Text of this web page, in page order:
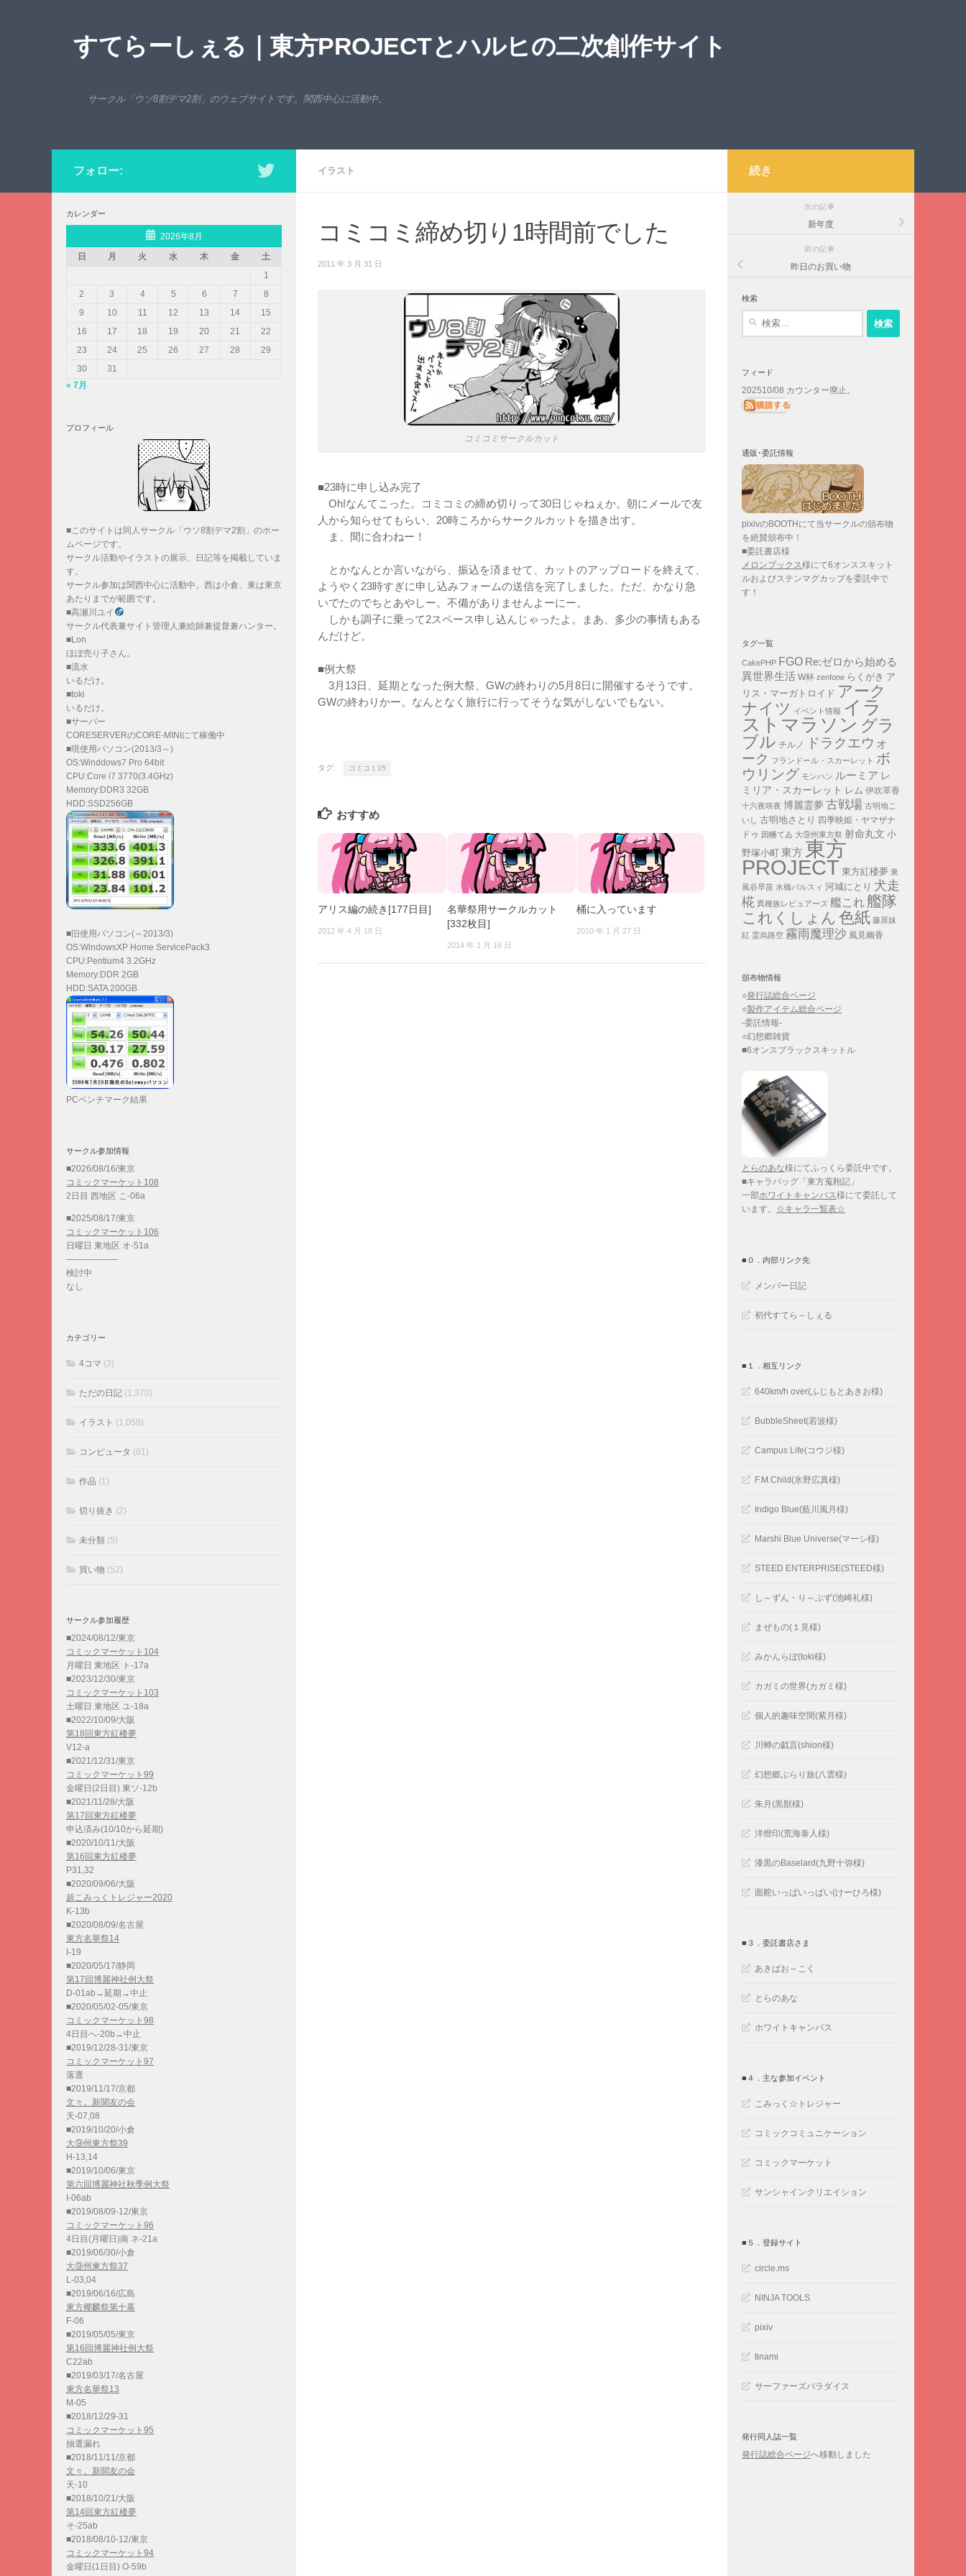
すてらーしぇる｜東方PROJECTとハルヒの二次創作サイト
サークル「ウソ8割デマ2割」のウェブサイトです。関西中心に活動中。
イラスト
コミコミ締め切り1時間前でした
2011 年 3 月 31 日
コミコミサークルカット
■23時に申し込み完了
Oh!なんてこった。コミコミの締め切りって30日じゃねぇか。朝にメールで友
人から知らせてもらい、20時ころからサークルカットを描き出す。
ま、間に合わねー！
とかなんとか言いながら、振込を済ませて、カットのアップロードを終えて、
ようやく23時すぎに申し込みフォームの送信を完了しました。ただ、かなり急
いでたのでちとあやしー。不備がありませんよーにー。
しかも調子に乗って2スペース申し込んじゃったよ。まあ、多少の事情もある
んだけど。
■例大祭
3月13日、延期となった例大祭、GWの終わりの5月8日に開催するそうです。
GWの終わりかー。なんとなく旅行に行ってそうな気がしないでもない。
タグ: コミコミ15
おすすめ
アリス編の続き[177日目]
2012 年 4 月 18 日
名華祭用サークルカット
[332枚目]
2014 年 1 月 16 日
桶に入っています
2010 年 1 月 27 日
フォロー:
カレンダー
2026年8月
日
月 火 水 木 金
土
1
2
3 4 5 6 7
8
9
10 11 12 13 14
15
16
17 18 19 20 21
22
23
24 25 26 27 28
29
30
31
« 7月
プロフィール
■このサイトは同人サークル「ウソ8割デマ2割」のホー
ムページです。
サークル活動やイラストの展示、日記等を掲載していま
す。
サークル参加は関西中心に活動中。西は小倉、東は東京
あたりまでが範囲です。
■高瀬川ユイ
サークル代表兼サイト管理人兼絵師兼提督兼ハンター。
■Lon
ほぼ売り子さん。
■流水
いるだけ。
■toki
いるだけ。
■サーバー
CORESERVERのCORE-MINIにて稼働中
■現使用パソコン(2013/3～)
OS:Winddows7 Pro 64bit
CPU:Core i7 3770(3.4GHz)
Memory:DDR3 32GB
HDD:SSD256GB
■旧使用パソコン(～2013/3)
OS:WindowsXP Home ServicePack3
CPU:Pentium4 3.2GHz
Memory:DDR 2GB
HDD:SATA 200GB
PCベンチマーク結果
サークル参加情報
■2026/08/16/東京
コミックマーケット108
2日目 西地区 こ-06a
■2025/08/17/東京
コミックマーケット106
日曜日 東地区 オ-51a
——————
検討中
なし
カテゴリー
4コマ (3)
ただの日記 (1,370)
イラスト (1,058)
コンピュータ (81)
作品 (1)
切り抜き (2)
未分類 (5)
買い物 (52)
サークル参加履歴
■2024/08/12/東京
コミックマーケット104
月曜日 東地区 ト-17a
■2023/12/30/東京
コミックマーケット103
土曜日 東地区 ユ-18a
■2022/10/09/大阪
第18回東方紅楼夢
V12-a
■2021/12/31/東京
コミックマーケット99
金曜日(2日目) 東ソ-12b
■2021/11/28/大阪
第17回東方紅楼夢
申込済み(10/10から延期)
■2020/10/11/大阪
第16回東方紅楼夢
P31,32
■2020/09/06/大阪
超こみっくトレジャー2020
K-13b
■2020/08/09/名古屋
東方名華祭14
I-19
■2020/05/17/静岡
第17回博麗神社例大祭
D-01ab→延期→中止
■2020/05/02-05/東京
コミックマーケット98
4日目へ-20b→中止
■2019/12/28-31/東京
コミックマーケット97
落選
■2019/11/17/京都
文々。新聞友の会
天-07,08
■2019/10/20/小倉
大⑨州東方祭39
H-13,14
■2019/10/06/東京
第六回博麗神社秋季例大祭
I-06ab
■2019/08/09-12/東京
コミックマーケット96
4日目(月曜日)南 ネ-21a
■2019/06/30/小倉
大⑨州東方祭37
L-03,04
■2019/06/16/広島
東方椰麟祭第十幕
F-06
■2019/05/05/東京
第16回博麗神社例大祭
C22ab
■2019/03/17/名古屋
東方名華祭13
M-05
■2018/12/29-31
コミックマーケット95
抽選漏れ
■2018/11/11/京都
文々。新聞友の会
天-10
■2018/10/21/大阪
第14回東方紅楼夢
そ-25ab
■2018/08/10-12/東京
コミックマーケット94
金曜日(1日目) O-59b
続き
次の記事
新年度
前の記事
昨日のお買い物
検索
フィード
202510/08 カウンター廃止。
通販･委託情報
pixivのBOOTHにて当サークルの頒布物
を絶賛頒布中！
■委託書店様
メロンブックス様にて6オンススキット
ルおよびステンマグカップを委託中で
す！
タグ一覧
CakePHP FGO Re:ゼロから始める
異世界生活 W杯 zenfone らくがき ア
リス・マーガトロイド アーク
ナイツ イベント情報 イラ
ストマラソン グラ
ブル チルノ
ドラクエウォ
ーク フランドール・スカーレット ボ
ウリング モンハン ルーミア レ
ミリア・スカーレット
レム 伊吹萃香
十六夜咲夜 博麗霊夢 古戦場 古明地こ
いし 古明地さとり 四季映姫・ヤマザナ
ドゥ 因幡てゐ 大⑨州東方祭 射命丸文 小
野塚小町 東方 東方
PROJECT 東方紅楼夢 東
風谷早苗 水橋パルスィ 河城にとり 犬走
椛 異種族レビュアーズ 艦これ艦隊
これくしょん 色紙 藤原妹
紅 霊烏路空 霧雨魔理沙 風見幽香
頒布物情報
○発行誌総合ページ
○製作アイテム総合ページ
-委託情報-
○幻想郷雑貨
■6オンスブラックスキットル
とらのあな様にてふっくら委託中です。
■キャラバッグ「東方蒐鞄記」
一部ホワイトキャンバス様にて委託して
います。 ☆キャラ一覧表☆
■０．内部リンク先
メンバー日記
初代すてら～しぇる
■１．相互リンク
640km/h over(ふじもとあきお様)
BubbleSheet(若波様)
Campus Life(コウジ様)
F.M.Child(氷野広真様)
Indigo Blue(藍川風月様)
Marshi Blue Universe(マーシ様)
STEED ENTERPRISE(STEED様)
し～ずん・り～ぶず(池崎礼様)
まぜもの(１見様)
みかんらぼ(toki様)
カガミの世界(カガミ様)
個人的趣味空間(紫月様)
川蝉の戯言(shion様)
幻想郷ぶらり旅(八雲様)
朱月(黒獣様)
洋燈印(荒海泰人様)
漆黒のBaselard(九野十弥様)
面舵いっぱいっぱい(けーひろ様)
■３．委託書店さま
あきばお～こく
とらのあな
ホワイトキャンバス
■４．主な参加イベント
こみっく☆トレジャー
コミックコミュニケーション
コミックマーケット
サンシャインクリエイション
■５．登録サイト
circle.ms
NINJA TOOLS
pixiv
tinami
サーファーズパラダイス
発行同人誌一覧
発行誌総合ページへ移動しました